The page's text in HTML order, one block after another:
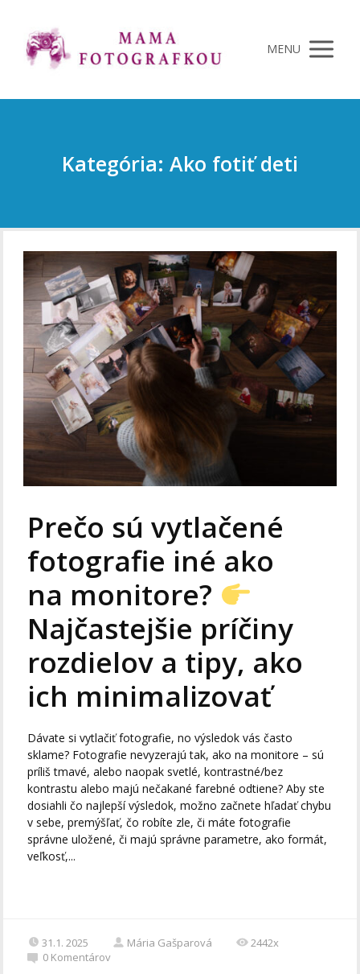
MENU
Kategória: Ako fotiť deti
Prečo sú vytlačené
fotografie iné ako
na monitore?
Najčastejšie príčiny
rozdielov a tipy, ako
ich minimalizovať
Dávate si vytlačiť fotografie, no výsledok vás často
sklame? Fotografie nevyzerajú tak, ako na monitore – sú
príliš tmavé, alebo naopak svetlé, kontrastné/bez
kontrastu alebo majú nečakané farebné odtiene? Aby ste
dosiahli čo najlepší výsledok, možno začnete hľadať chybu
v sebe, premýšľať, čo robíte zle, či máte fotografie
správne uložené, či majú správne parametre, ako formát,
veľkosť,...
31.1. 2025 Mária Gašparová
2442x
0 Komentárov